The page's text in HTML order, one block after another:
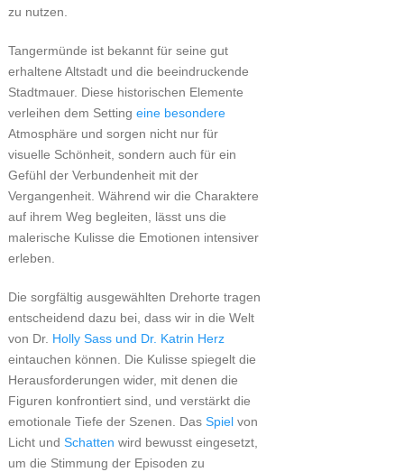
zu nutzen.
Tangermünde ist bekannt für seine gut
erhaltene Altstadt und die beeindruckende
Stadtmauer. Diese historischen Elemente
verleihen dem Setting eine besondere
Atmosphäre und sorgen nicht nur für
visuelle Schönheit, sondern auch für ein
Gefühl der Verbundenheit mit der
Vergangenheit. Während wir die Charaktere
auf ihrem Weg begleiten, lässt uns die
malerische Kulisse die Emotionen intensiver
erleben.
Die sorgfältig ausgewählten Drehorte tragen
entscheidend dazu bei, dass wir in die Welt
von Dr. Holly Sass und Dr. Katrin Herz
eintauchen können. Die Kulisse spiegelt die
Herausforderungen wider, mit denen die
Figuren konfrontiert sind, und verstärkt die
emotionale Tiefe der Szenen. Das Spielvon
Licht und Schatten wird bewusst eingesetzt,
um die Stimmung der Episoden zu